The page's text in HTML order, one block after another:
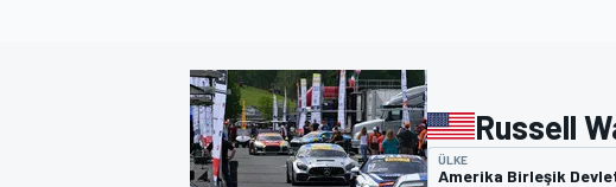
Russell
ÜLKE
Amerika Birleşik